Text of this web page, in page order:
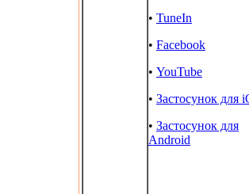
• TuneIn
• Facebook
• YouTube
• Застосунок для
• Застосунок для
Android